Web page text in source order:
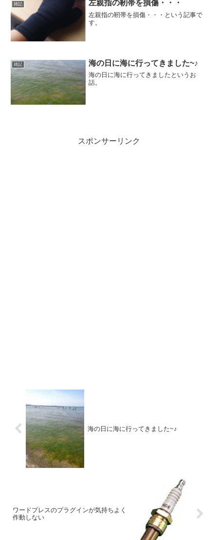
雑記 左親指の靭帯を損傷・・・
左親指の靭帯を損傷・・・という記事で
す。
雑記 海の日に海に行ってきました~♪
海の日に海に行ってきましたというお
話。
スポンサーリンク
海の日に海に行ってきました~♪
ワードプレスのプラグインが気持ちよく
作動しない